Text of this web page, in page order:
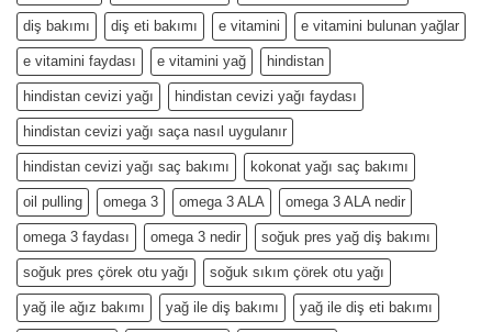
diş bakımı diş eti bakımı e vitamini e vitamini bulunan yağlar
e vitamini faydası e vitamini yağ hindistan
hindistan cevizi yağı hindistan cevizi yağı faydası
hindistan cevizi yağı saça nasıl uygulanır
hindistan cevizi yağı saç bakımı kokonat yağı saç bakımı
oil pulling omega 3 omega 3 ALA omega 3 ALA nedir
omega 3 faydası omega 3 nedir soğuk pres yağ diş bakımı
soğuk pres çörek otu yağı soğuk sıkım çörek otu yağı
yağ ile ağız bakımı yağ ile diş bakımı yağ ile diş eti bakımı